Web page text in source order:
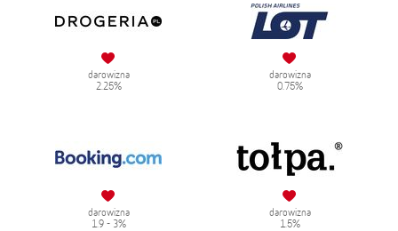
darowizna
2.25%
darowizna
0.75%
darowizna
1.9 - 3%
darowizna
1.5%